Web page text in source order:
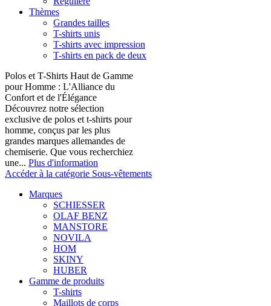
Thèmes
Grandes tailles
T-shirts unis
T-shirts avec impression
T-shirts en pack de deux
Polos et T-Shirts Haut de Gamme
pour Homme : L'Alliance du
Confort et de l'Élégance
Découvrez notre sélection
exclusive de polos et t-shirts pour
homme, conçus par les plus
grandes marques allemandes de
chemiserie. Que vous recherchiez
une... Plus d'information
Accéder à la catégorie Sous-vêtements
Marques
SCHIESSER
OLAF BENZ
MANSTORE
NOVILA
HOM
SKINY
HUBER
Gamme de produits
T-shirts
Maillots de corps